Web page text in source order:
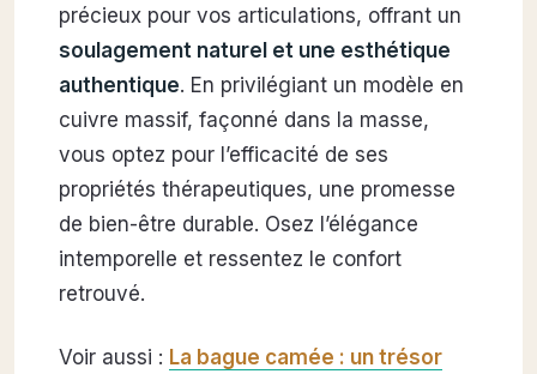
précieux pour vos articulations, offrant un
soulagement naturel et une esthétique
authentique. En privilégiant un modèle en
cuivre massif, façonné dans la masse,
vous optez pour l’efficacité de ses
propriétés thérapeutiques, une promesse
de bien-être durable. Osez l’élégance
intemporelle et ressentez le confort
retrouvé.
Voir aussi : La bague camée : un trésor